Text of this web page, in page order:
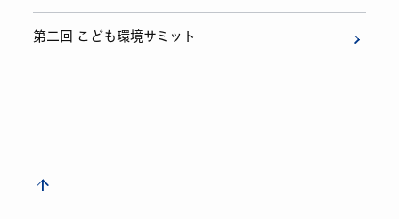
第二回 こども環境サミット